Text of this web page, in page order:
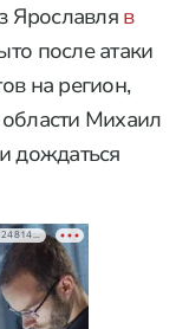
Ярославля в
после атаки
на регион,
Михаил
дождаться
РЕКЛАМА • ООО "ТРАНСВЭЙ СЕРВИС", ИНН 7724814198